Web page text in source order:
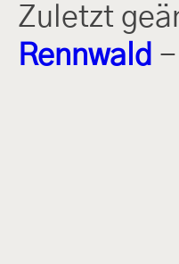
Zuletzt
Rennwald -